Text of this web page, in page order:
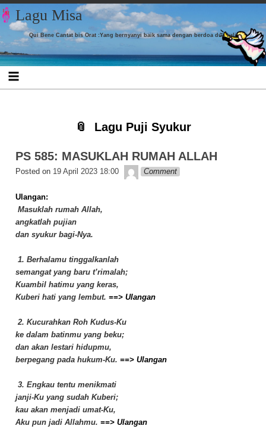
Skip to content
LISTCATEGORYPOSTSWIDGET-16
LISTCATEGORYPOSTSWIDGET-8
LISTCATEGORYPOSTSWIDGET-4
Skip to CUSTOM_HTML-7
LISTCATEGORYPOSTSWIDGET-18
Skip to CUSTOM_HTML-3
Skip to CATEGORIES-4
Skip to TAG_CLOUD-9
Lagu Misa
Qui Bene Cantat bis Orat :Yang bernyanyi baik sama dengan berdoa dua kali
Lagu Puji Syukur
PS 585: MASUKLAH RUMAH ALLAH
Posted on 19 April 2023 18:00 Lapopp music
Comment
Ulangan:
Masuklah rumah Allah,
angkatlah pujian
dan syukur bagi-Nya.
1. Berhalamu tinggalkanlah
semangat yang baru t’rimalah;
Kuambil hatimu yang keras,
Kuberi hati yang lembut. ==> Ulangan
2. Kucurahkan Roh Kudus-Ku
ke dalam batinmu yang beku;
dan akan lestari hidupmu,
berpegang pada hukum-Ku. ==> Ulangan
3. Engkau tentu menikmati
janji-Ku yang sudah Kuberi;
kau akan menjadi umat-Ku,
Aku pun jadi Allahmu. ==> Ulangan